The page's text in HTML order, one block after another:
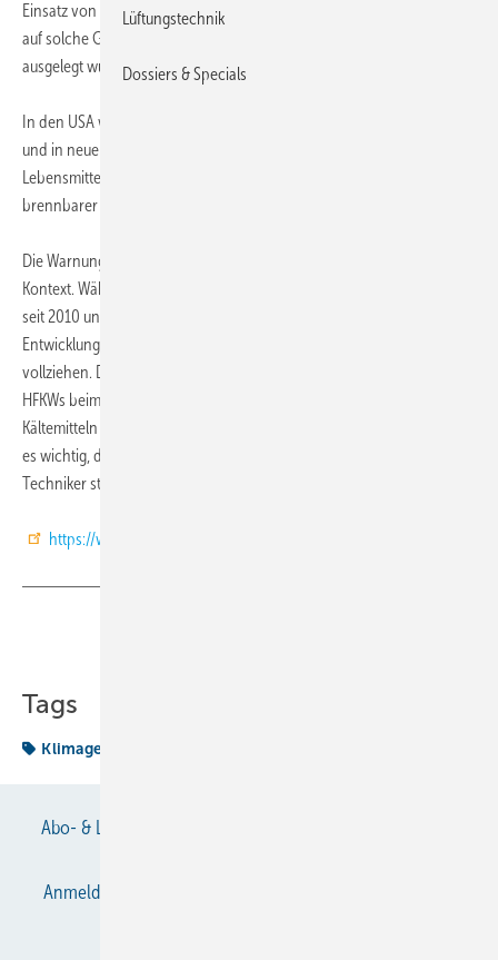
Einsatz von Propan und anderen Kohlenwasserstoffen ausschließlich
auf solche Geräte zu beschränken, die speziell für dies Stoffe
ausgelegt wurden und entsprechend gekennzeichnet sind.
In den USA wurde Propan als Ersatz für R22 in Industriekälteanlagen
und in neuen, steckerfertigen Kühl- und Gefriergeräten im
Lebensmitteleinzelhandel freigegeben, die speziell für den Einsatz
brennbarer Kältemittel ausgelegt sind.
Die Warnung der EPA ist auch wichtig im Hinblick auf den weltweiten
Kontext. Während in Europa der Einsatz von R22 in Neuanlagen schon
seit 2010 und für Wartung ab 2015 verboten ist, haben
Entwicklungsländer noch etwas mehr Zeit, um den Ausstieg zu
vollziehen. Die Lobby der „natürlichen“ Kältemittel ruft daher dazu auf,
HFKWs beim Ersatz der HFCKWs zu überspringen und direkt zu
Kältemitteln wie Kohlenwasserstoffen oder CO2 zu wechseln. Hier ist
es wichtig, die Sicherheit dieser Anwendungen für Verbraucher und
Techniker stärker zu thematisieren.
https://www.epa.gov/snap
Tags
Klimagerät
Abo- & Leserservice
Anmelden
Lüftungstechnik
Dossiers & Specials